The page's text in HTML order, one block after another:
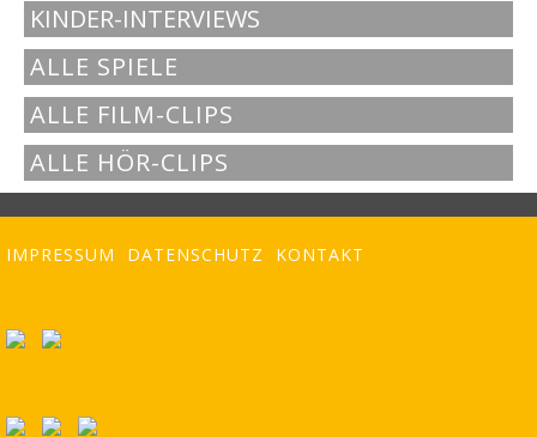
KINDER-INTERVIEWS
ALLE SPIELE
ALLE FILM-CLIPS
ALLE HÖR-CLIPS
IMPRESSUM DATENSCHUTZ KONTAKT